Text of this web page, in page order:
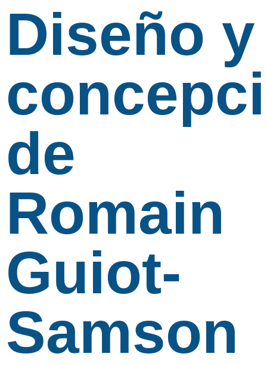
Diseño y
de
Romain
Guiot-
Samson